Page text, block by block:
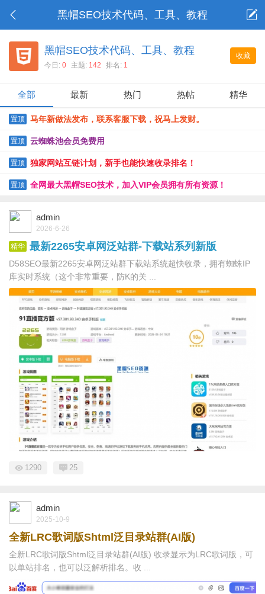
黑帽SEO技术代码、工具、教程
收藏
黑帽SEO技术代码、工具、教程
今日: 0 主题: 142 排名: 1
全部 最新 热门 热帖 精华
置顶 马年新做法发布，联系客服下载，祝马上发财。
置顶 云蜘蛛池会员免费用
置顶 独家网站互链计划，新手也能快速收录排名！
置顶 全网最大黑帽SEO技术，加入VIP会员拥有所有资源！
admin
2026-6-26
精华 最新2265安卓网泛站群-下载站系列新版
D58SEO最新2265安卓网泛站群下载站系统超快收录，拥有蜘蛛IP
库实时系统（这个非常重要，防K的关 ...
1290 25
admin
2025-10-9
全新LRC歌词版Shtml泛目录站群(AI版)
全新LRC歌词版Shtml泛目录站群(AI版) 收录显示为LRC歌词版，可
以单站排名，也可以泛解析排名。收 ...